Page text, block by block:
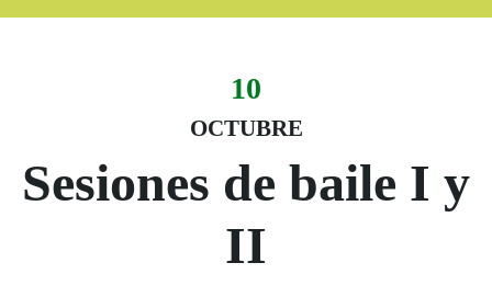
Fecha del evento
10
OCTUBRE
10 octubre
Sesiones de baile I y
II